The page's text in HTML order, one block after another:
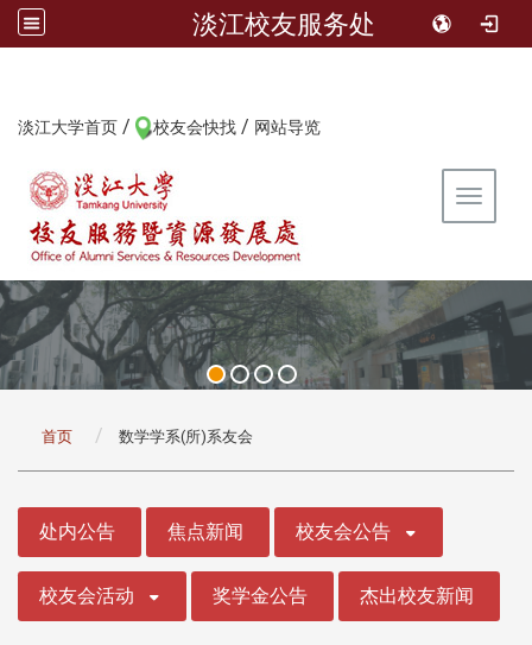
淡江校友服务处
淡江大学首页 / 校友会快找 / 网站导览
Toggle
首页 数学学系(所)系友会
处内公告 焦点新闻 校友会公告
校友会活动 奖学金公告 杰出校友新闻